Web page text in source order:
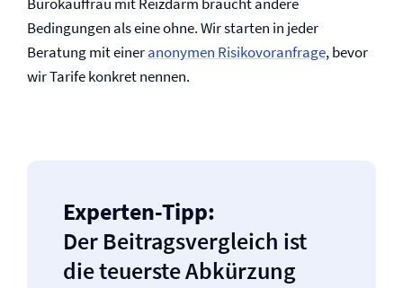
Bedingungen als eine ohne. Wir starten in jeder
Beratung mit eineranonymen Risikovoranfrage, bevor
wir Tarife konkret nennen.
Experten-Tipp:
Der Beitragsvergleich ist
die teuerste Abkürzung